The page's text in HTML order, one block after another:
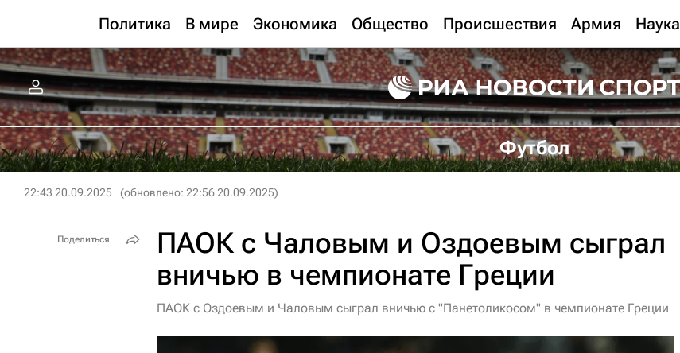
Политика В мире Экономика Общество Происшествия Армия Наука
Футбол
22:43 20.09.2025 (обновлено: 22:56 20.09.2025)
ПАОК с Чаловым и Оздоевым сыграл
вничью в чемпионате Греции
ПАОК с Оздоевым и Чаловым сыграл вничью с "Панетоликосом" в чемпионате Греции
Поделиться